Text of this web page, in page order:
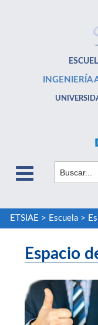
INGENIERÍA
ETSIAE > Escuela>
Espacio